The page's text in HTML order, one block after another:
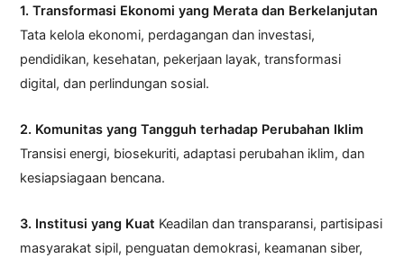
1. Transformasi Ekonomi yang Merata dan Berkelanjutan
Tata kelola ekonomi, perdagangan dan investasi,
pendidikan, kesehatan, pekerjaan layak, transformasi
digital, dan perlindungan sosial.
2. Komunitas yang Tangguh terhadap Perubahan Iklim
Transisi energi, biosekuriti, adaptasi perubahan iklim, dan
kesiapsiagaan bencana.
3. Institusi yang Kuat Keadilan dan transparansi, partisipasi
masyarakat sipil, penguatan demokrasi, keamanan siber,